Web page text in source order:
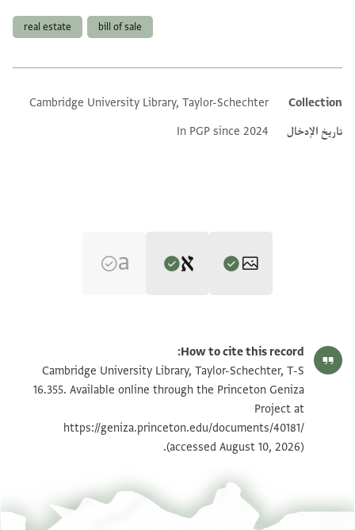
bill of sale
real estate
Additional metadata
Collection
Cambridge University Library, Taylor-Schechter
تاريخ الإدخال
In PGP since 2024
History of the Jews in Egypt and Syria under the
Rule of the Mamlūks‎(in Hebrew) (Mossad Harav Kook, 1970), vol.
T-S 16.355 1v تكبير و تدوير
T-S 16.355 2r
T-S 16.355 2v تكبير و تدوير
How to cite this record:
Cambridge University Library, Taylor-Schechter, T-S
16.355. Available online through the Princeton Geniza
Project at
https://geniza.princeton.edu/documents/40181/
(accessed August 10, 2026).